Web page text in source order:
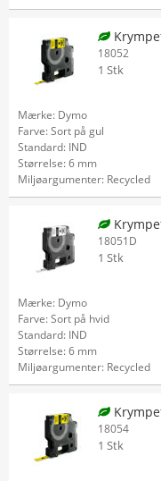
18052
1 Stk
Mærke: Dymo
Farve: Sort på gul
Standard: IND
Størrelse: 6 mm
Miljøargumenter: Recycled
18051D
1 Stk
Mærke: Dymo
Farve: Sort på hvid
Standard: IND
Størrelse: 6 mm
Miljøargumenter: Recycled
18054
1 Stk